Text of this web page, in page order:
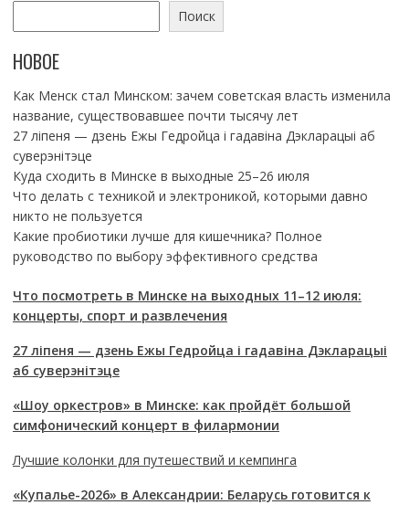
Поиск
НОВОЕ
Как Менск стал Минском: зачем советская власть изменила
название, существовавшее почти тысячу лет
27 ліпеня — дзень Ежы Гедройца і гадавіна Дэкларацыі аб
суверэнітэце
Куда сходить в Минске в выходные 25–26 июля
Что делать с техникой и электроникой, которыми давно
никто не пользуется
Какие пробиотики лучше для кишечника? Полное
руководство по выбору эффективного средства
Что посмотреть в Минске на выходных 11–12 июля:
концерты, спорт и развлечения
27 ліпеня — дзень Ежы Гедройца і гадавіна Дэкларацыі
аб суверэнітэце
«Шоу оркестров» в Минске: как пройдёт большой
симфонический концерт в филармонии
Лучшие колонки для путешествий и кемпинга
«Купалье-2026» в Александрии: Беларусь готовится к